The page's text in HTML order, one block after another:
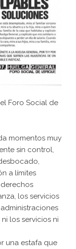
Foro Social de
momentos muy
sin control,
a límites
los servicios
los servicios ni
una estafa que